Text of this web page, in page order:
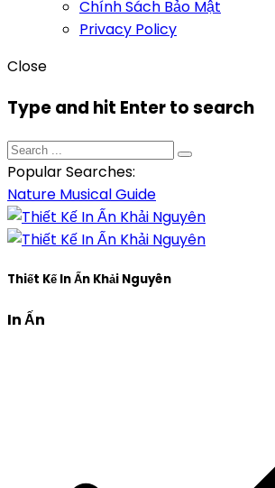
Chính Sách Bảo Mật
Privacy Policy
Close
Type and hit Enter to search
Popular Searches:
Nature MusicalGuide
Thiết Kế In Ấn Khải Nguyên
In Ấn